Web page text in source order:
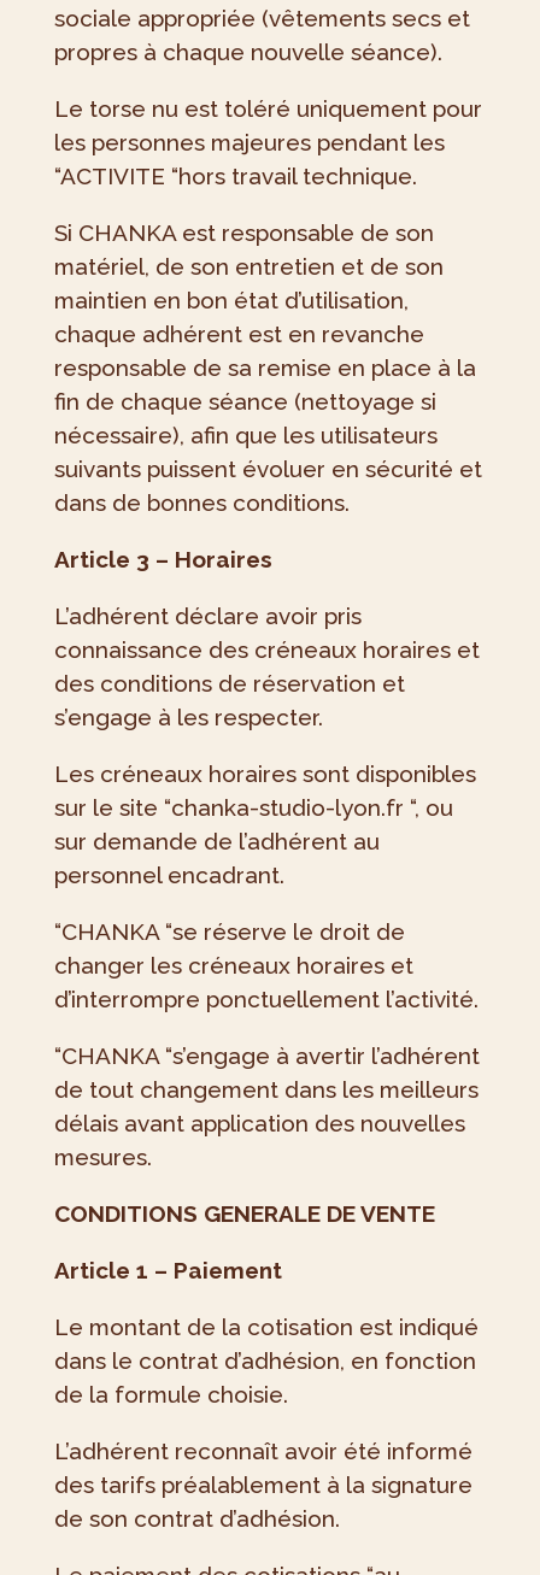
sociale appropriée (vêtements secs et
propres à chaque nouvelle séance).
Le torse nu est toléré uniquement pour
les personnes majeures pendant les
“ACTIVITE “hors travail technique.
Si CHANKA est responsable de son
matériel, de son entretien et de son
maintien en bon état d’utilisation,
chaque adhérent est en revanche
responsable de sa remise en place à la
fin de chaque séance (nettoyage si
nécessaire), afin que les utilisateurs
suivants puissent évoluer en sécurité et
dans de bonnes conditions.
Article 3 – Horaires
L’adhérent déclare avoir pris
connaissance des créneaux horaires et
des conditions de réservation et
s’engage à les respecter.
Les créneaux horaires sont disponibles
sur le site “chanka-studio-lyon.fr “, ou
sur demande de l’adhérent au
personnel encadrant.
“CHANKA “se réserve le droit de
changer les créneaux horaires et
d’interrompre ponctuellement l’activité.
“CHANKA “s’engage à avertir l’adhérent
de tout changement dans les meilleurs
délais avant application des nouvelles
mesures.
CONDITIONS GENERALE DE VENTE
Article 1 – Paiement
Le montant de la cotisation est indiqué
dans le contrat d’adhésion, en fonction
de la formule choisie.
L’adhérent reconnaît avoir été informé
des tarifs préalablement à la signature
de son contrat d’adhésion.